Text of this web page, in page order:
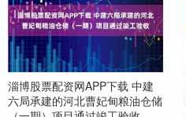
淄博股票配资网APP下载 中建
六局承建的河北曹妃甸粮油仓储